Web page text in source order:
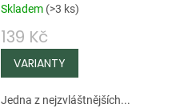
Skladem (>3 ks)
139 Kč
Jedna z nejzvláštnějších...